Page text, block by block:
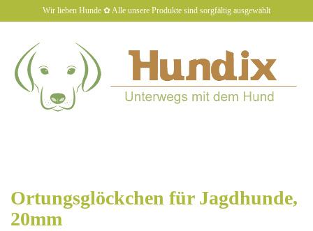
to
Wir lieben Hunde ✿ Alle unsere Produkte sind sorgfältig ausgewählt
Ortungsglöckchen für Jagdhunde,
20mm